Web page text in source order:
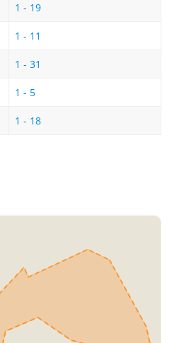
1 - 19
1 - 11
1 - 31
1 - 5
1 - 18